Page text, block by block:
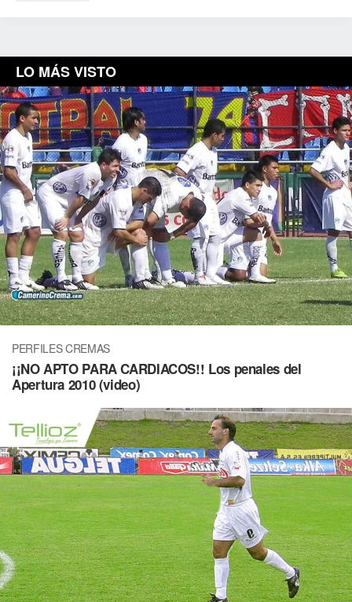
LO MÁS VISTO
PERFILES CREMAS
¡¡NO APTO PARA CARDIACOS!! Los penales del
Apertura 2010 (video)